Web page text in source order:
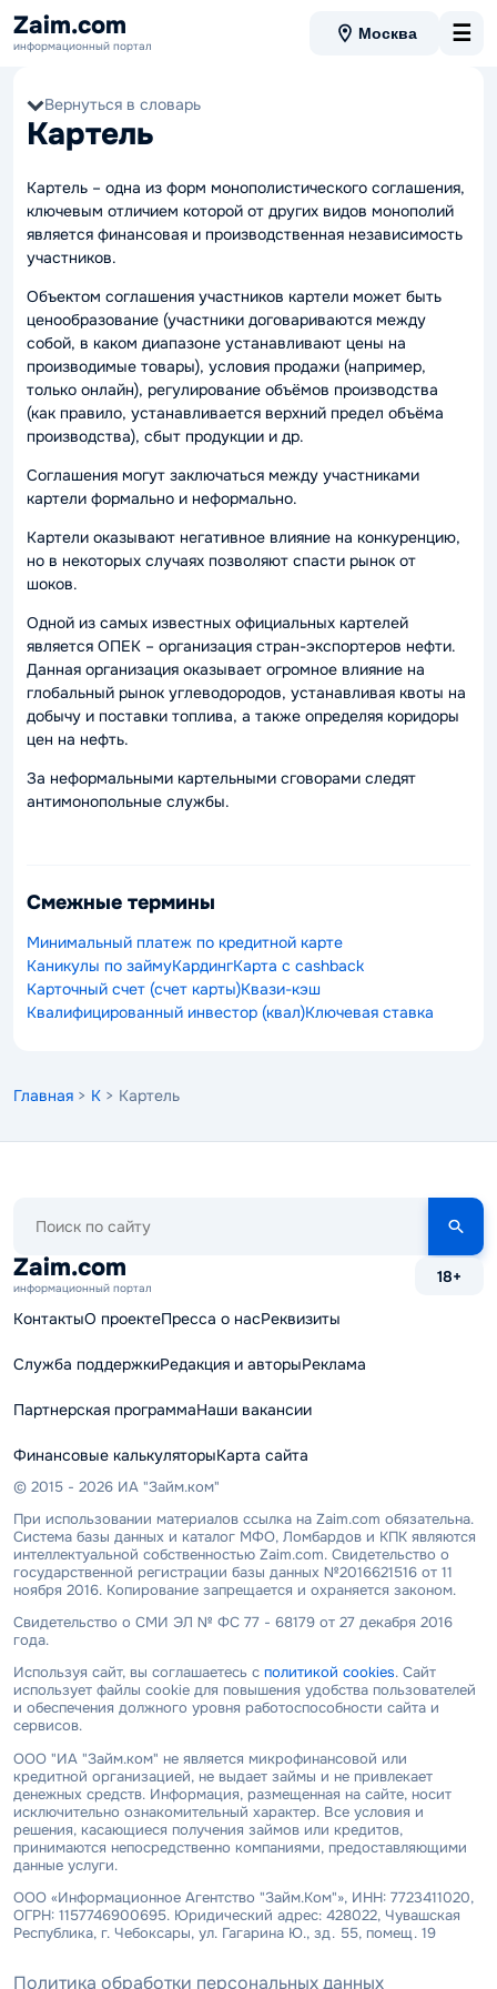
Zaim.com
информационный портал
Москва ☰
Вернуться в словарь
Картель
Картель – одна из форм монополистического соглашения,
ключевым отличием которой от других видов монополий
является финансовая и производственная независимость
участников.
Объектом соглашения участников картели может быть
ценообразование (участники договариваются между
собой, в каком диапазоне устанавливают цены на
производимые товары), условия продажи (например,
только онлайн), регулирование объёмов производства
(как правило, устанавливается верхний предел объёма
производства), сбыт продукции и др.
Соглашения могут заключаться между участниками
картели формально и неформально.
Картели оказывают негативное влияние на конкуренцию,
но в некоторых случаях позволяют спасти рынок от
шоков.
Одной из самых известных официальных картелей
является ОПЕК – организация стран-экспортеров нефти.
Данная организация оказывает огромное влияние на
глобальный рынок углеводородов, устанавливая квоты на
добычу и поставки топлива, а также определяя коридоры
цен на нефть.
За неформальными картельными сговорами следят
антимонопольные службы.
Смежные термины
Минимальный платеж по кредитной карте
Каникулы по займуКардингКарта с cashback
Карточный счет (счет карты)Квази-кэш
Квалифицированный инвестор (квал)Ключевая ставка
Главная > К > Картель
сайту
Zaim.com
информационный портал
18+
КонтактыО проектеПресса о насРеквизиты
Служба поддержкиРедакция и авторыРеклама
Партнерская программаНаши вакансии
Финансовые калькуляторыКарта сайта
© 2015 - 2026 ИА "Займ.ком"
При использовании материалов ссылка на Zaim.com обязательна.
Система базы данных и каталог МФО, Ломбардов и КПК являются
интеллектуальной собственностью Zaim.com. Свидетельство о
государственной регистрации базы данных №2016621516 от 11
ноября 2016. Копирование запрещается и охраняется законом.
Свидетельство о СМИ ЭЛ № ФС 77 - 68179 от 27 декабря 2016
года.
Используя сайт, вы соглашаетесь с политикой cookies. Сайт
использует файлы cookie для повышения удобства пользователей
и обеспечения должного уровня работоспособности сайта и
сервисов.
ООО "ИА "Займ.ком" не является микрофинансовой или
кредитной организацией, не выдает займы и не привлекает
денежных средств. Информация, размещенная на сайте, носит
исключительно ознакомительный характер. Все условия и
решения, касающиеся получения займов или кредитов,
принимаются непосредственно компаниями, предоставляющими
данные услуги.
ООО «Информационное Агентство "Займ.Ком"», ИНН: 7723411020,
ОГРН: 1157746900695. Юридический адрес: 428022, Чувашская
Республика, г. Чебоксары, ул. Гагарина Ю., зд. 55, помещ. 19
Политика обработки персональных данных